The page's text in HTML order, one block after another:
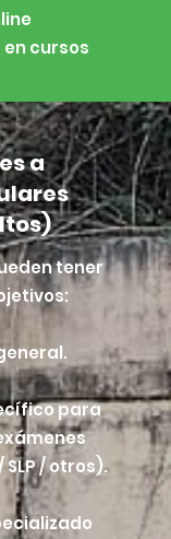
cursos
a
tener
para
/ otros).